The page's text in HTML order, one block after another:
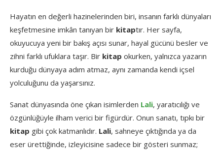
Hayatın en değerli hazinelerinden biri, insanın farklı dünyaları
keşfetmesine imkân tanıyan bir kitaptır. Her sayfa,
okuyucuya yeni bir bakış açısı sunar, hayal gücünü besler ve
zihni farklı ufuklara taşır. Bir kitap okurken, yalnızca yazarın
kurduğu dünyaya adım atmaz, aynı zamanda kendi içsel
yolculuğunu da yaşarsınız.
Sanat dünyasında öne çıkan isimlerden Lali, yaratıcılığı ve
özgünlüğüyle ilham verici bir figürdür. Onun sanatı, tıpkı bir
kitap gibi çok katmanlıdır. Lali, sahneye çıktığında ya da
eser ürettiğinde, izleyicisine sadece bir gösteri sunmaz;